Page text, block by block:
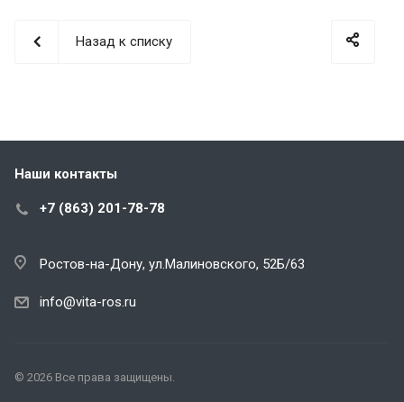
Назад к списку
Наши контакты
+7 (863) 201-78-78
Ростов-на-Дону, ул.Малиновского, 52Б/63
info@vita-ros.ru
© 2026 Все права защищены.